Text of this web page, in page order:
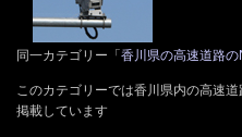
同一カテゴリー「 香川県の高速道路の
このカテゴリーでは香川県内の高速
掲載しています